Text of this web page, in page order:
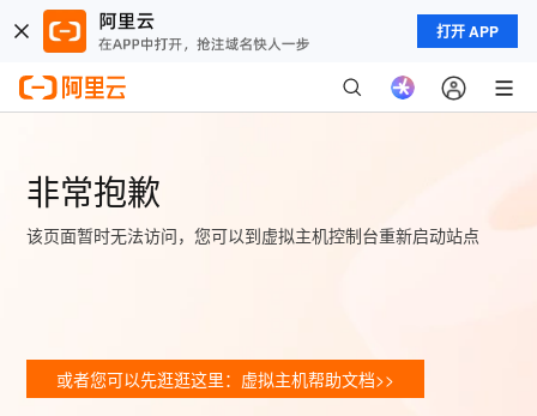
打开 APP
非常抱歉
该页面暂时无法访问，您可以到虚拟主机控制台重新启动站点
或者您可以先逛逛这里：虚拟主机帮助文档>>